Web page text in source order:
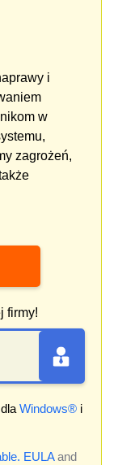
i
w
zagrożeń,
firmy!
Windows® i
EULAand